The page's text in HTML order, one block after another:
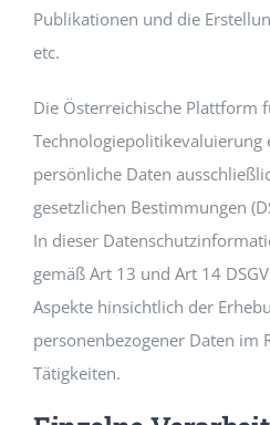
Publikationen und die
etc.
Die Österreichische Plattform
persönliche Daten
gesetzlichen Bestimmungen
In dieser
gemäß Art 13 und Art 14
Aspekte hinsichtlich der
personenbezogener Daten im
Tätigkeiten.